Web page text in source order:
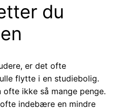
du
er det ofte
flytte i en studiebolig.
ofte ikke så mange penge.
indebære en mindre